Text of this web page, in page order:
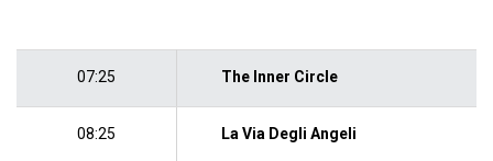
07:25 The Inner Circle
08:25 La Via Degli Angeli